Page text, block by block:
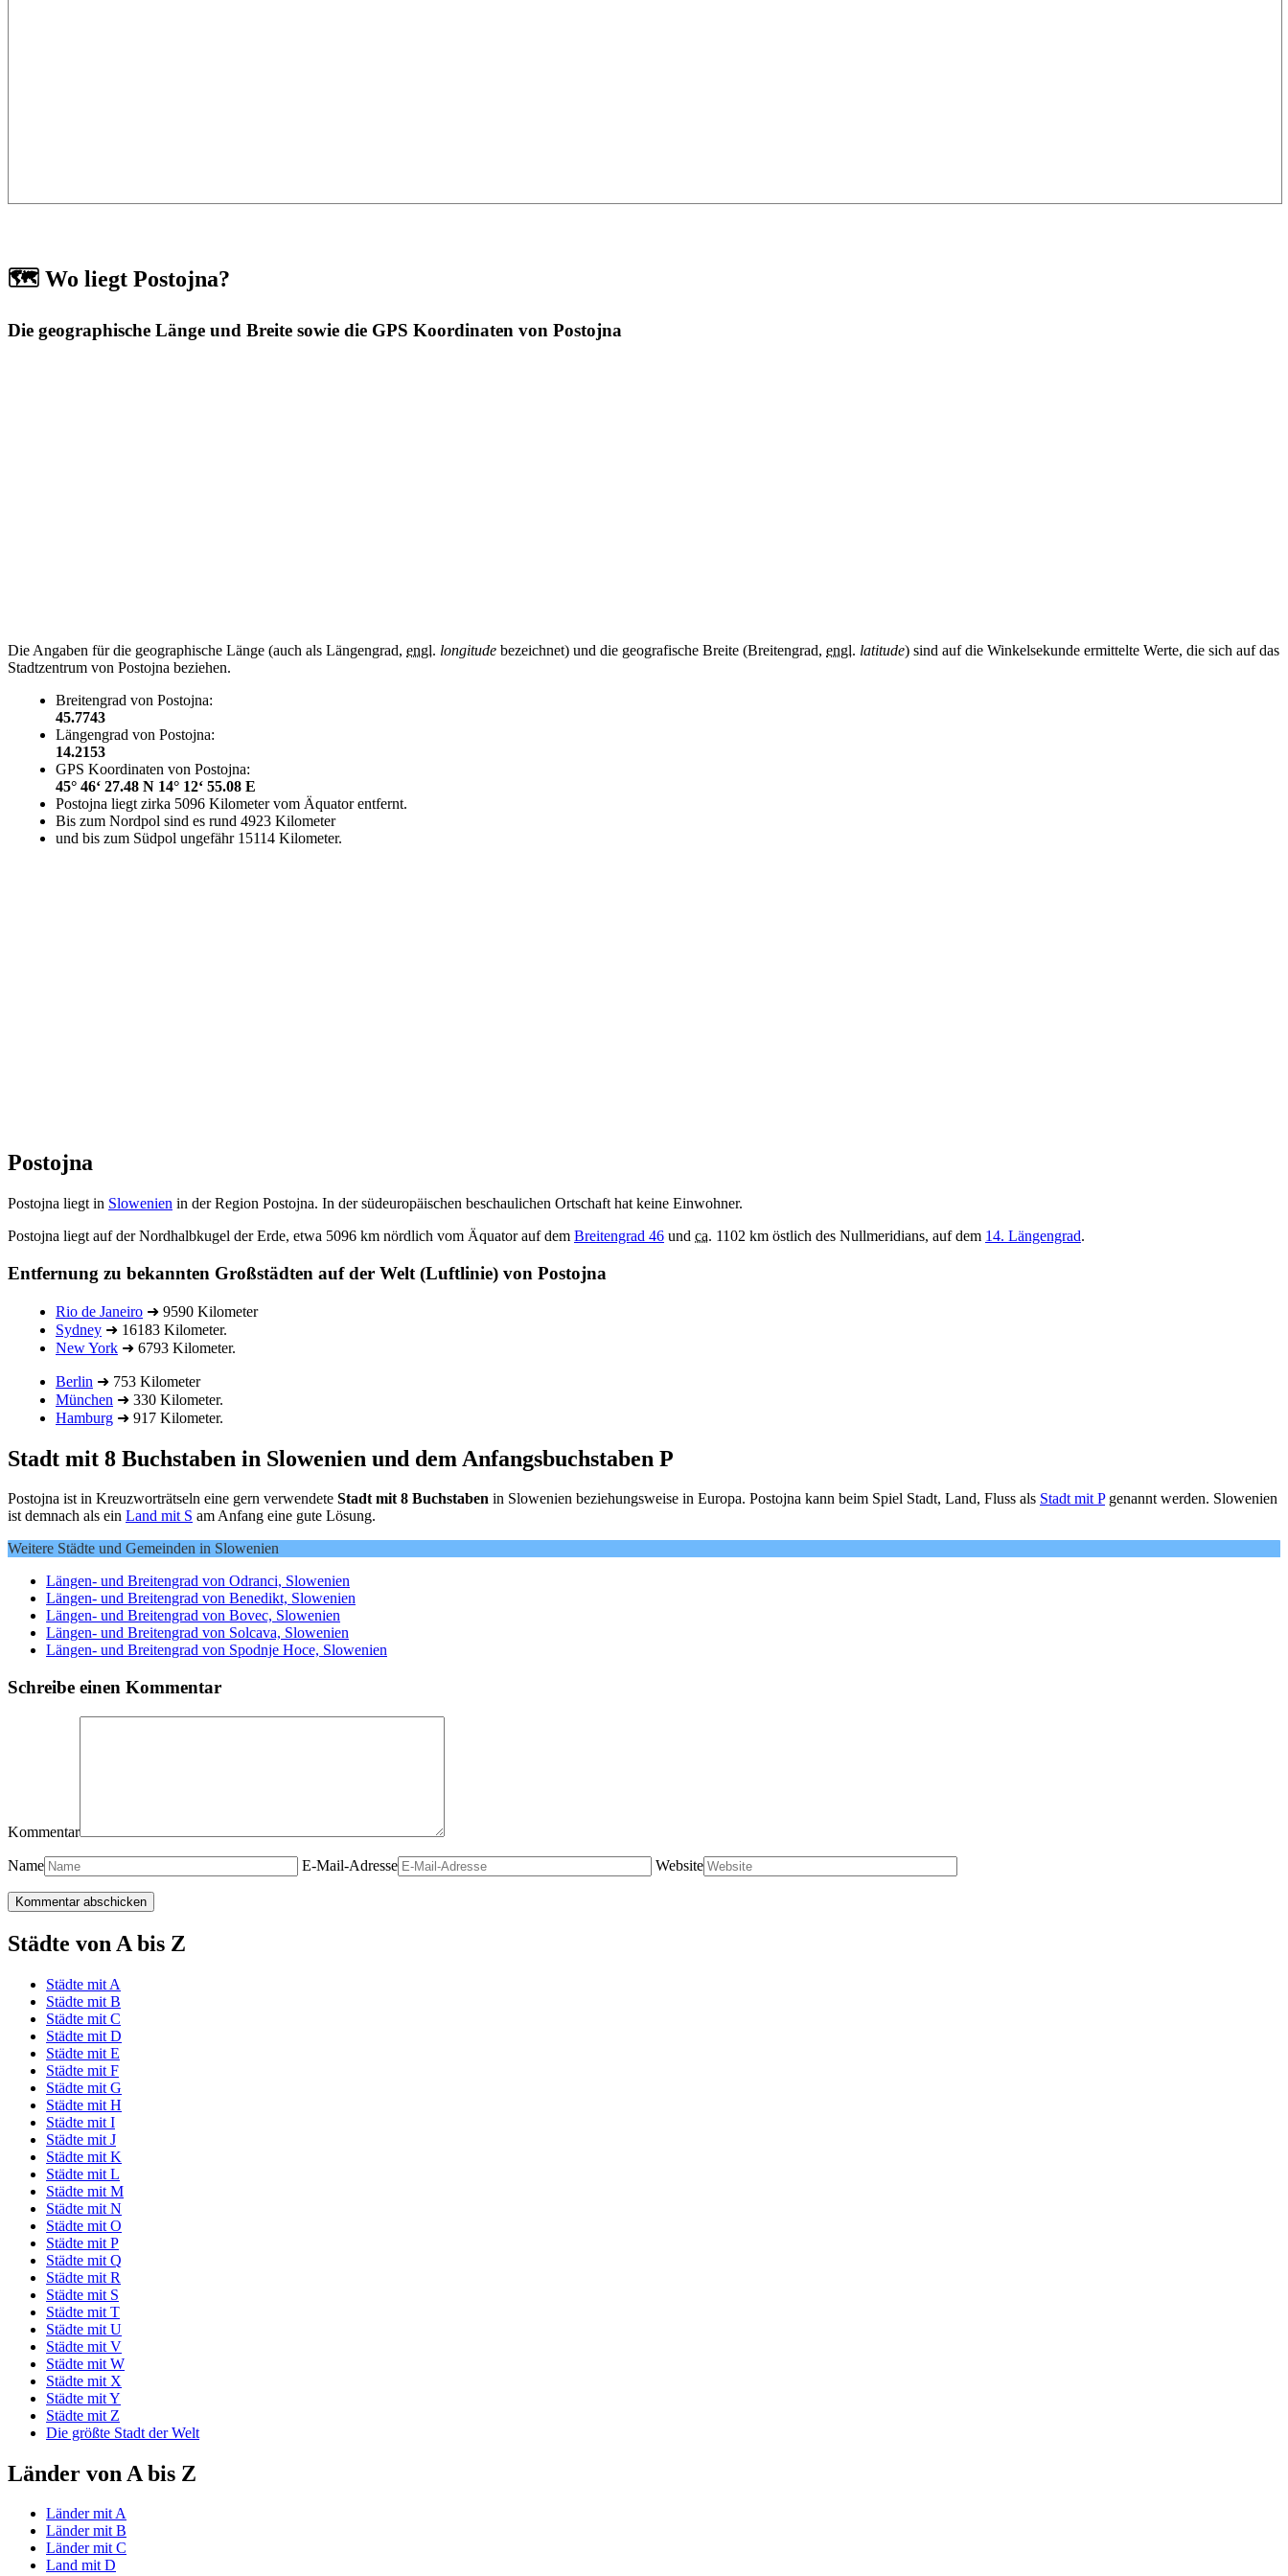
🗺️ Wo liegt Postojna?
Die geographische Länge und Breite sowie die GPS Koordinaten von Postojna
Die Angaben für die geographische Länge (auch als Längengrad, engl. longitude bezeichnet) und die geografische Breite (Breitengrad, engl. latitude) sind auf die Winkelsekunde ermittelte Werte, die sich auf das
Stadtzentrum von Postojna beziehen.
Breitengrad von Postojna:
45.7743
Längengrad von Postojna:
14.2153
GPS Koordinaten von Postojna:
45° 46‘ 27.48 N 14° 12‘ 55.08 E
Postojna liegt zirka 5096 Kilometer vom Äquator entfernt.
Bis zum Nordpol sind es rund 4923 Kilometer
und bis zum Südpol ungefähr 15114 Kilometer.
Postojna
Postojna liegt in Slowenien in der Region Postojna. In der südeuropäischen beschaulichen Ortschaft hat keine Einwohner.
Postojna liegt auf der Nordhalbkugel der Erde, etwa 5096 km nördlich vom Äquator auf dem Breitengrad 46 und ca. 1102 km östlich des Nullmeridians, auf dem 14. Längengrad.
Entfernung zu bekannten Großstädten auf der Welt (Luftlinie) von Postojna
Rio de Janeiro ➜ 9590 Kilometer
Sydney ➜ 16183 Kilometer.
New York ➜ 6793 Kilometer.
Berlin ➜ 753 Kilometer
München ➜ 330 Kilometer.
Hamburg ➜ 917 Kilometer.
Stadt mit 8 Buchstaben in Slowenien und dem Anfangsbuchstaben P
Postojna ist in Kreuzworträtseln eine gern verwendete Stadt mit 8 Buchstaben in Slowenien beziehungsweise in Europa. Postojna kann beim Spiel Stadt, Land, Fluss als Stadt mit Pgenannt werden. Slowenien
ist demnach als ein Land mit S am Anfang eine gute Lösung.
Weitere Städte und Gemeinden in Slowenien
Längen- und Breitengrad von Odranci, Slowenien
Längen- und Breitengrad von Benedikt, Slowenien
Längen- und Breitengrad von Bovec, Slowenien
Längen- und Breitengrad von Solcava, Slowenien
Längen- und Breitengrad von Spodnje Hoce, Slowenien
Schreibe einen Kommentar
Kommentar
Name E-Mail-Adresse Website
Städte von A bis Z
Städte mit A
Städte mit B
Städte mit C
Städte mit D
Städte mit E
Städte mit F
Städte mit G
Städte mit H
Städte mit I
Städte mit J
Städte mit K
Städte mit L
Städte mit M
Städte mit N
Städte mit O
Städte mit P
Städte mit Q
Städte mit R
Städte mit S
Städte mit T
Städte mit U
Städte mit V
Städte mit W
Städte mit X
Städte mit Y
Städte mit Z
Die größte Stadt der Welt
Länder von A bis Z
Länder mit A
Länder mit B
Länder mit C
Land mit D